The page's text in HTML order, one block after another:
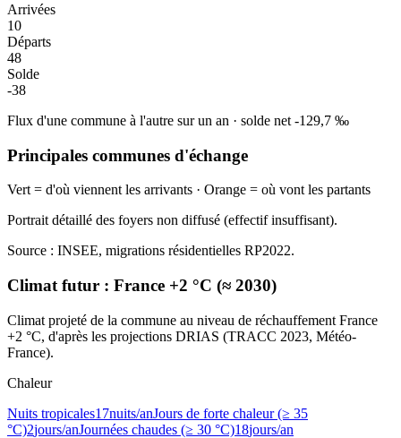
Arrivées
10
Départs
48
Solde
-38
Flux d'une commune à l'autre sur un an · solde net -129,7 ‰
Principales communes d'échange
Vert = d'où viennent les arrivants · Orange = où vont les partants
Portrait détaillé des foyers non diffusé (effectif insuffisant).
Source : INSEE, migrations résidentielles RP2022.
Climat futur : France +2 °C (≈ 2030)
Climat projeté de la commune au niveau de réchauffement France
+2 °C, d'après les projections DRIAS (TRACC 2023, Météo-
France).
Chaleur
Nuits tropicales17nuits/anJours de forte chaleur (≥ 35
°C)2jours/anJournées chaudes (≥ 30 °C)18jours/an